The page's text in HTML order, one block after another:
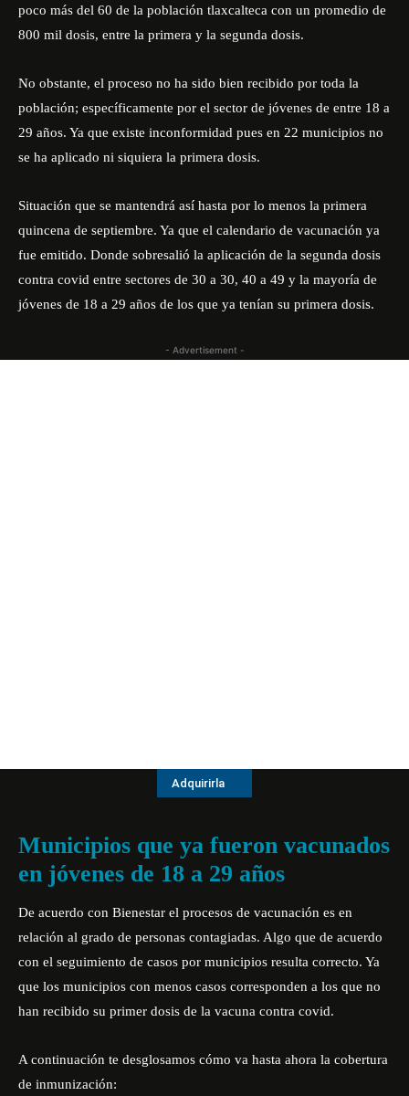
poco más del 60 de la población tlaxcalteca con un promedio de
800 mil dosis, entre la primera y la segunda dosis.
No obstante, el proceso no ha sido bien recibido por toda la
población; específicamente por el sector de jóvenes de entre 18 a
29 años. Ya que existe inconformidad pues en 22 municipios no
se ha aplicado ni siquiera la primera dosis.
Situación que se mantendrá así hasta por lo menos la primera
quincena de septiembre. Ya que el calendario de vacunación ya
fue emitido. Donde sobresalió la aplicación de la segunda dosis
contra covid entre sectores de 30 a 30, 40 a 49 y la mayoría de
jóvenes de 18 a 29 años de los que ya tenían su primera dosis.
- Advertisement -
Adquirirla
Municipios que ya fueron vacunados
en jóvenes de 18 a 29 años
De acuerdo con Bienestar el procesos de vacunación es en
relación al grado de personas contagiadas. Algo que de acuerdo
con el seguimiento de casos por municipios resulta correcto. Ya
que los municipios con menos casos corresponden a los que no
han recibido su primer dosis de la vacuna contra covid.
A continuación te desglosamos cómo va hasta ahora la cobertura
de inmunización: